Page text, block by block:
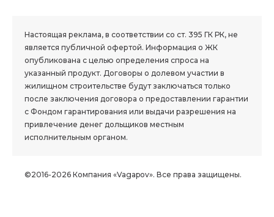
Настоящая реклама, в соответствии со ст. 395 ГК РК, не
является публичной офертой. Информация о ЖК
опубликована с целью определения спроса на
указанный продукт. Договоры о долевом участии в
жилищном строительстве будут заключаться только
после заключения договора о предоставлении гарантии
с Фондом гарантирования или выдачи разрешения на
привлечение денег дольщиков местным
исполнительным органом.
©2016-2026 Компания «Vagapov». Все права защищены.